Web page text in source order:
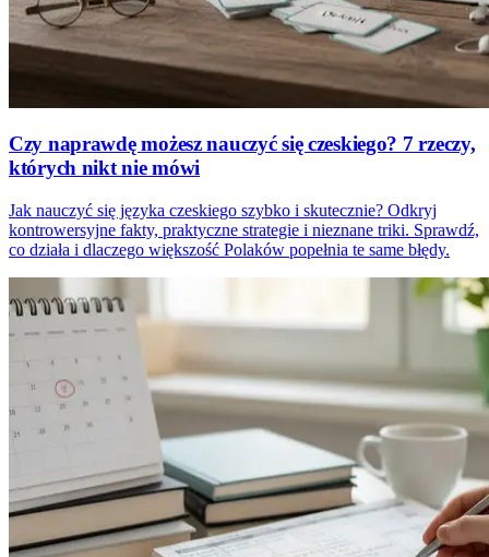
Czy naprawdę możesz nauczyć się czeskiego? 7 rzeczy,
których nikt nie mówi
Jak nauczyć się języka czeskiego szybko i skutecznie? Odkryj
kontrowersyjne fakty, praktyczne strategie i nieznane triki. Sprawdź,
co działa i dlaczego większość Polaków popełnia te same błędy.